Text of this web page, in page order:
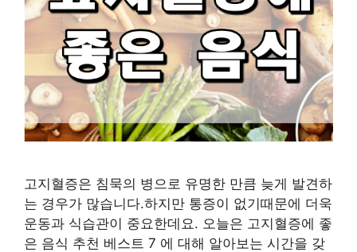
고지혈증은 침묵의 병으로 유명한 만큼 늦게 발견하
는 경우가 많습니다.하지만 통증이 없기때문에 더욱
운동과 식습관이 중요한데요. 오늘은 고지혈증에 좋
은 음식 추천 베스트 7 에 대해 알아보는 시간을 갖